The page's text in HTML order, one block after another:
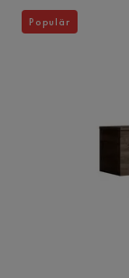
Populär